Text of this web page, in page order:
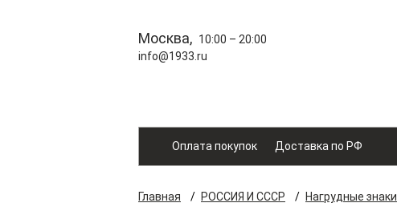
Москва, 10:00 – 20:00
info@1933.ru
Оплата покупок Доставка по РФ
Главная / РОССИЯ И СССР / Нагрудные знаки